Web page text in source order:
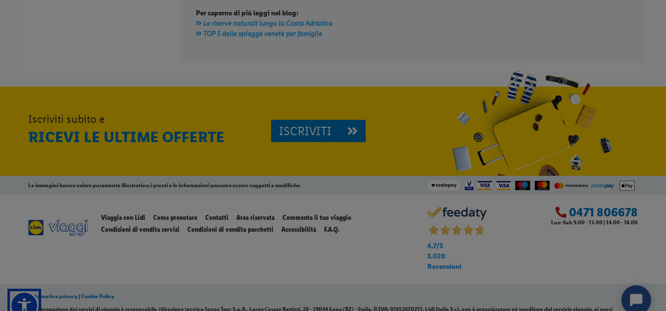
Per saperne di più leggi nel blog:
Le riserve naturali lungo la Costa Adriatica
TOP 5 delle spiagge venete per famiglie
Iscriviti subito e
RICEVI LE ULTIME OFFERTE ISCRIVITI
Le immagini hanno valore puramente illustrativo; i prezzi e le informazioni possono essere soggetti a modifiche.
Viaggia con Lidl Come prenotare Contatti Area riservata
Commenta il tuo viaggio
Condizioni di vendita servizi
Condizioni di vendita pacchetti Accessibilità F.A.Q.
4,7/5
3.020
Recensioni
0471 806678
Lun-Sab 9.00 - 13.00 | 14.00 - 18.00
Informativa privacy | Cookie Policy
Per l’erogazione dei servizi di viaggio è responsabile /direzione tecnica Ignas Tour S.p.A., Largo Cesare Battisti, 28 - 39044 Egna (BZ) - Italia, P.IVA: 01652670215. Lidl Italia S.r.l. non è organizzatore né venditore del servizio viaggio, ai sensi